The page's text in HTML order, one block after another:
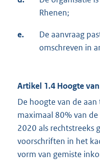
Rhenen;
e.
De aanvraag
omschreven in
Artikel 1.4 Hoogte
De hoogte van de
maximaal 80% van
2020 als rechtstreeks
voorschriften in het
vorm van gemiste